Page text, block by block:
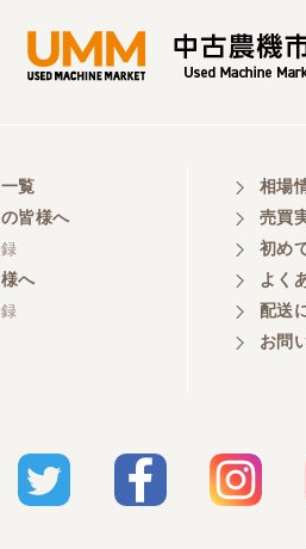
覧
皆様へ
へ
相場
売買
初め
よく
配送
お問